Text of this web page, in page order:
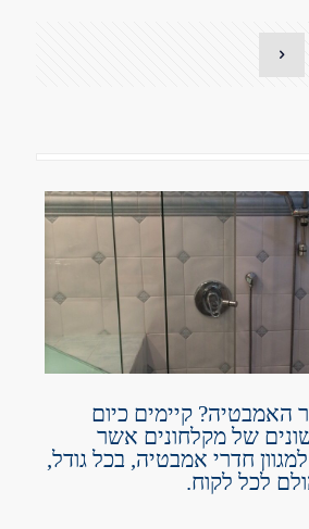
קיימים כיום
שונים של מקלחונים אשר
חדרי אמבטיה, בכל גודל,
לכל לקוח.